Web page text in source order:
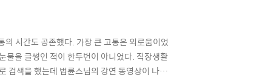
시간도 공존했다. 가장 큰 고통은 외로움이었
물을 글썽인 적이 한두번이 아니었다. 직장생활
검색을 했는데 법륜스님의 강연 동영상이 나왔